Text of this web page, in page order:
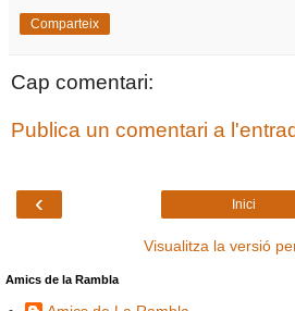
Comparteix
Cap comentari:
Publica un comentari a
‹ Inici
Visualitza la versió
Amics de la Rambla